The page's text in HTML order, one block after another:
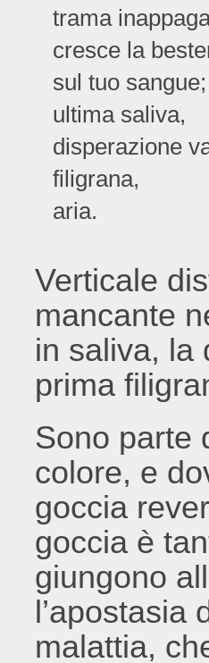
trama
cresce la
sul tuo sangue;
ultima saliva,
disperazione
filigrana,
aria.
Verticale
mancante
in saliva, la
prima
Sono parte
colore, e
goccia
goccia è
giungono
l’apostasia
malattia,